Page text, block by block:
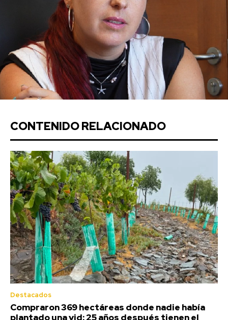
CONTENIDO RELACIONADO
Destacados
Compraron 369 hectáreas donde nadie había
plantado una vid: 25 años después tienen el